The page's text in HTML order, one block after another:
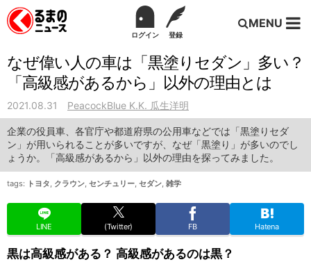
ログイン 登録
MENU
なぜ偉い人の車は「黒塗りセダン」多い？
「高級感があるから」以外の理由とは
2021.08.31 PeacockBlue K.K. 瓜生洋明
企業の役員車、各官庁や都道府県の公用車などでは「黒塗りセダ
ン」が用いられることが多いですが、なぜ「黒塗り」が多いのでし
ょうか。「高級感があるから」以外の理由を探ってみました。
tags: トヨタ, クラウン, センチュリー, セダン, 雑学
LINE (Twitter) FB Hatena
黒は高級感がある？ 高級感があるのは黒？